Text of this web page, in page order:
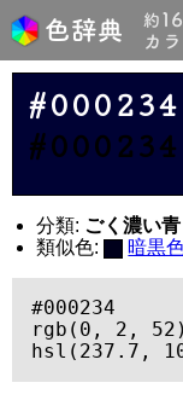
#000234
#000234
分類: ごく濃い
類似色:
暗黒
#000234
rgb(0, 2, 52)
hsl(237.7,